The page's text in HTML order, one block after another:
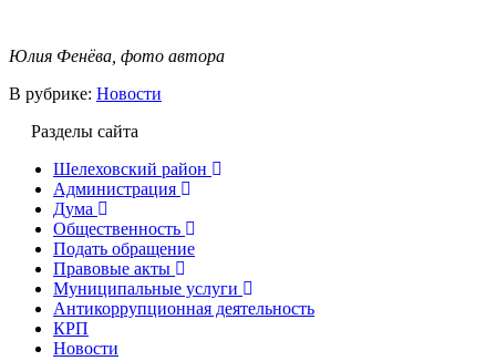
Юлия Фенёва, фото автора
В рубрике: Новости
Разделы сайта
Шелеховский район
Администрация
Дума
Общественность
Подать обращение
Правовые акты
Муниципальные услуги
Антикоррупционная деятельность
КРП
Новости